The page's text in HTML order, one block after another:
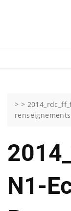
> >
renseignements
N1-